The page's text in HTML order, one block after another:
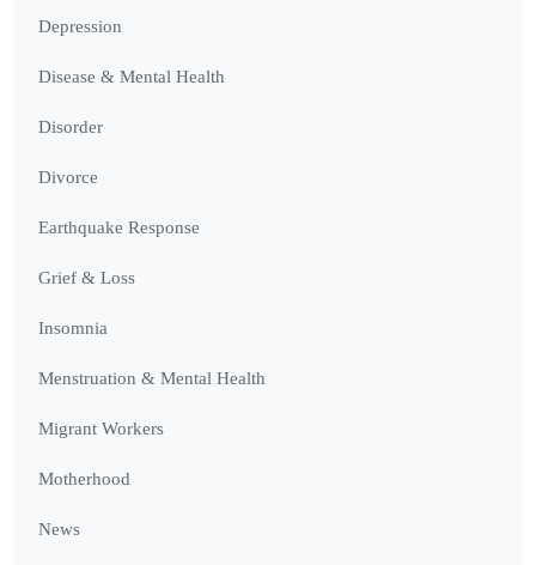
Depression
Disease & Mental Health
Disorder
Divorce
Earthquake Response
Grief & Loss
Insomnia
Menstruation & Mental Health
Migrant Workers
Motherhood
News